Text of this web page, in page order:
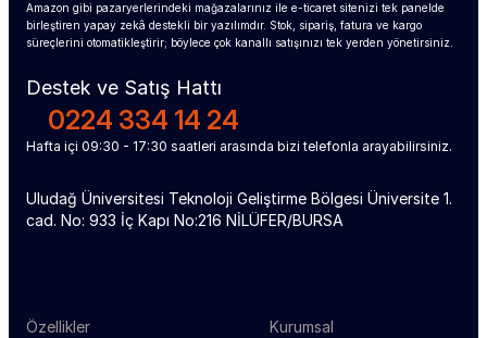
Amazon gibi pazaryerlerindeki mağazalarınız ile e-ticaret sitenizi tek panelde
birleştiren yapay zekâ destekli bir yazılımdır. Stok, sipariş, fatura ve kargo
süreçlerini otomatikleştirir; böylece çok kanallı satışınızı tek yerden yönetirsiniz.
Destek ve Satış Hattı
0224 334 14 24
Hafta içi 09:30 - 17:30 saatleri arasında bizi telefonla arayabilirsiniz.
Uludağ Üniversitesi Teknoloji Geliştirme Bölgesi Üniversite 1.
cad. No: 933 İç Kapı No:216 NİLÜFER/BURSA
Özellikler
Kurumsal